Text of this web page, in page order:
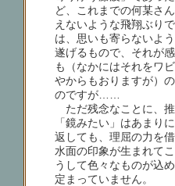
ど、これまでの何某さ
えないような飛翔ぶり
は、思いも寄らないよ
遂げるもので、それが
も（なかにはそれをワ
やからもおりますが）
のですが……
ただ残念なことに、推
「鏡みたい」はあまり
返しても、理屈の力を
水面の印象が生まれて
うして色々なものが込
定まっていません。